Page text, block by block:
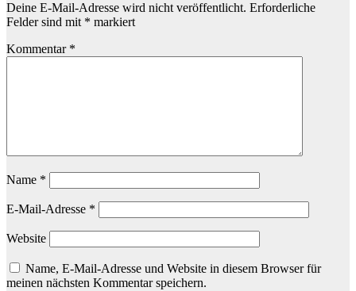
Deine E-Mail-Adresse wird nicht veröffentlicht. Erforderliche
Felder sind mit * markiert
Kommentar *
Name *
E-Mail-Adresse *
Website
Name, E-Mail-Adresse und Website in diesem Browser für
meinen nächsten Kommentar speichern.